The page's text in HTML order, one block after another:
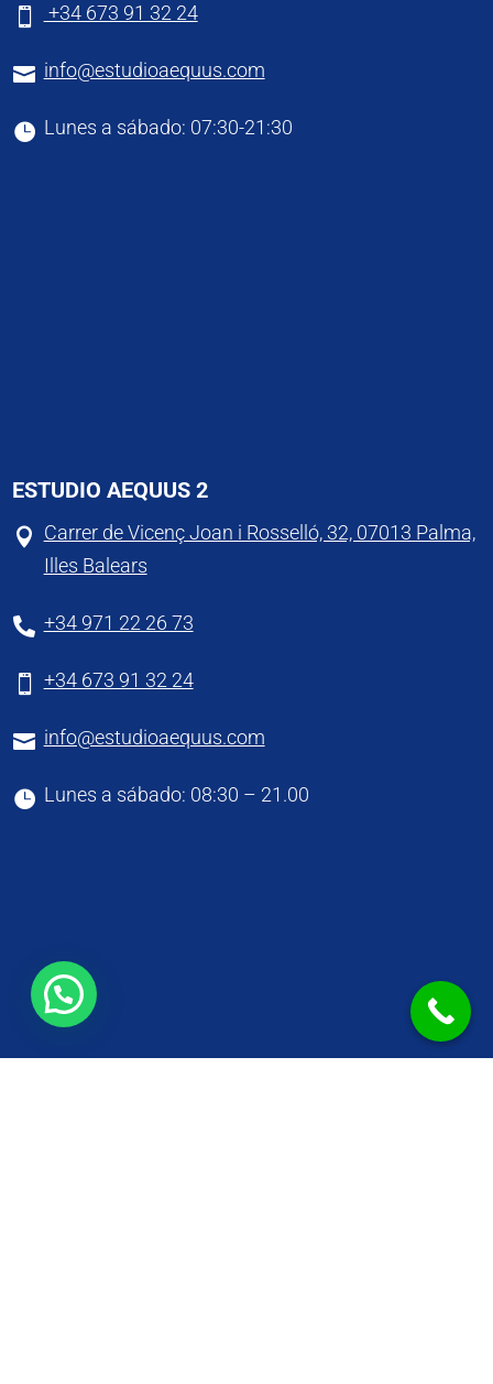
 +34 673 91 32 24
 info@estudioaequus.com
 Lunes a sábado: 07:30-21:30
ESTUDIO AEQUUS 2
 Carrer de Vicenç Joan i Rosselló, 32, 07013 Palma,
Illes Balears
 +34 971 22 26 73
 +34 673 91 32 24
 info@estudioaequus.com
 Lunes a sábado: 08:30 – 21.00